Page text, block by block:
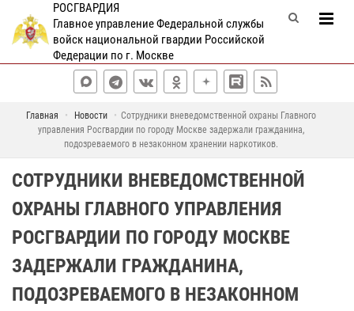
РОСГВАРДИЯ
Главное управление Федеральной службы
войск национальной гвардии Российской
Федерации по г. Москве
Главная Новости
Сотрудники вневедомственной охраны Главного
управления Росгвардии по городу Москве задержали гражданина,
подозреваемого в незаконном хранении наркотиков.
СОТРУДНИКИ ВНЕВЕДОМСТВЕННОЙ
ОХРАНЫ ГЛАВНОГО УПРАВЛЕНИЯ
РОСГВАРДИИ ПО ГОРОДУ МОСКВЕ
ЗАДЕРЖАЛИ ГРАЖДАНИНА,
ПОДОЗРЕВАЕМОГО В НЕЗАКОННОМ